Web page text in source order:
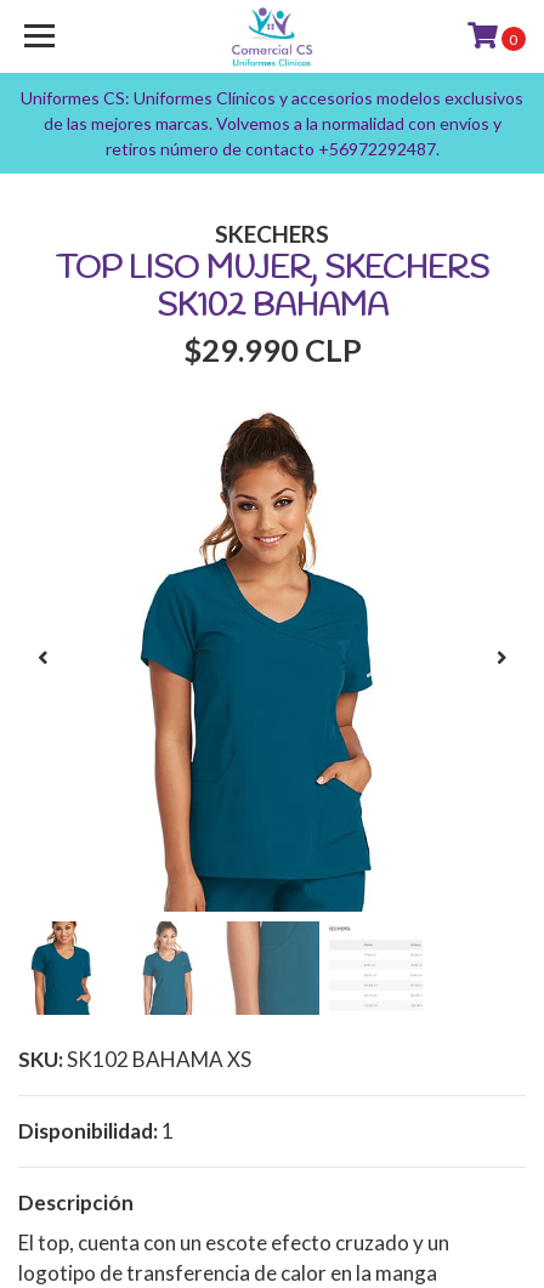
Uniformes CS: Uniformes Clínicos y accesorios modelos exclusivos
de las mejores marcas. Volvemos a la normalidad con envíos y
retiros número de contacto +56972292487.
0
SKECHERS
TOP LISO MUJER, SKECHERS
SK102 BAHAMA
$29.990 CLP
SKU:SK102 BAHAMA XS
Disponibilidad:1
Descripción
El top, cuenta con un escote efecto cruzado y un
logotipo de transferencia de calor en la manga